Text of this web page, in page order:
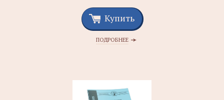
Купить
ПОДРОБНЕЕ